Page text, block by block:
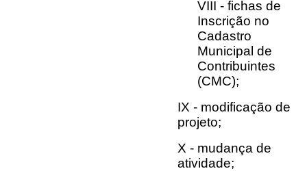
VIII - fichas de
Inscrição no
Cadastro
Municipal de
Contribuintes
(CMC);
IX - modificação de
projeto;
X - mudança de
atividade;